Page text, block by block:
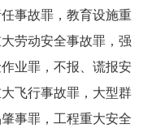
事故罪，教育设施重
劳动安全事故罪，强
业罪，不报、谎报安
飞行事故罪，大型群
事罪，工程重大安全